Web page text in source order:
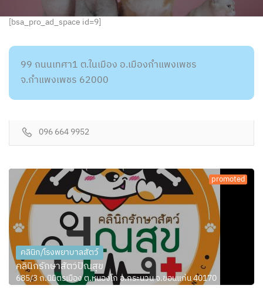
[bsa_pro_ad_space id=9]
99 ถนนเทศา1 ต.ในเมือง อ.เมืองกำแพงเพชร
จ.กำแพงเพชร 62000
096 664 9952
promoted
คลินิก/โรงพยาบาลสัตว์
คลินิกรักษาสัตว์ปัณสุข
685/3 ถ.นิมิตรเมือง ต.หนองโก อ.กระนวน จ.ขอนแก่น 40170